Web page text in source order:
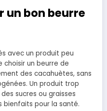
un bon beurre
avec un produit peu
choisir un beurre de
des cacahuètes, sans
Un produit trop
sucres ou graisses
bienfaits pour la santé.